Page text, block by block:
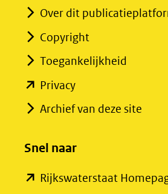
Over dit
Copyright
Toegankelijkheid
Privacy(opent
in
venster)
naar
Archief van deze site
Snel naar
Rijkswaterstaat